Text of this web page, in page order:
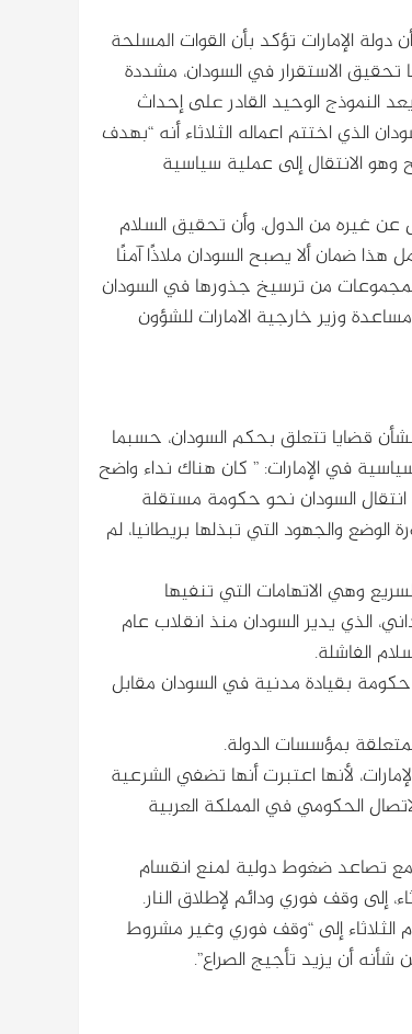
الإمارات تؤكد بأن القوات المسلحة
تحقيق الاستقرار في السودان، مشددة
النموذج الوحيد القادر على إحداث
الذي اختتم اعماله الثلاثاء أنه “بهدف
الانتقال إلى عملية سياسية
غيره من الدول، وأن تحقيق السلام
ضمان ألا يصبح السودان ملاذًا آمنًا
من ترسيخ جذورها في السودان
وزير خارجية الامارات للشؤون
قضايا تتعلق بحكم السودان، حسبما
في الإمارات: ” كان هناك نداء واضح
انتقال السودان نحو حكومة مستقلة
والجهود التي تبذلها بريطانيا، لم
وهي الاتهامات التي تنفيها
الذي يدير السودان منذ انقلاب عام
بقيادة مدنية في السودان مقابل
بمؤسسات الدولة.
لأنها اعتبرت أنها تضفي الشرعية
الحكومي في المملكة العربية
تصاعد ضغوط دولية لمنع انقسام
إلى وقف فوري ودائم لإطلاق النار.
إلى “وقف فوري وغير مشروط
أن يزيد تأجيج الصراع”.